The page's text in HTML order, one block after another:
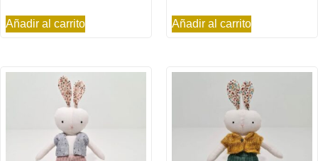
Añadir al carrito Añadir al carrito